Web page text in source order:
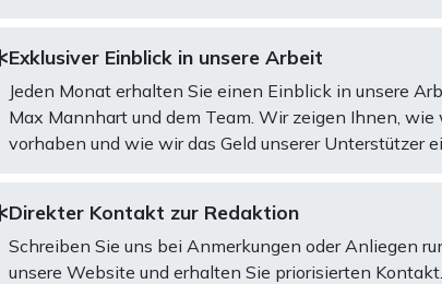
Exklusiver Einblick in unsere Arbeit
Jeden Monat erhalten Sie einen Einblick in unsere
Max Mannhart und dem Team. Wir zeigen Ihnen,
vorhaben und wie wir das Geld unserer Unterstützer
Direkter Kontakt zur Redaktion
Schreiben Sie uns bei Anmerkungen oder Anliegen
unsere Website und erhalten Sie priorisierten Kontakt.